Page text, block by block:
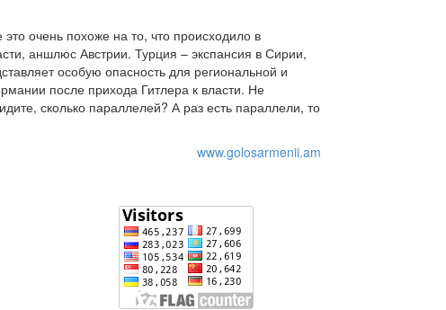
очень похоже на то, что происходило в
аншлюс Австрии. Турция – экспансия в Сирии,
особую опасность для региональной и
после прихода Гитлера к власти. Не
сколько параллелей? А раз есть параллели, то
www.golosarmenii.am